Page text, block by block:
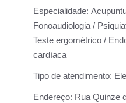
Especialidade:
Fonoaudiologia /
Teste ergométrico /
cardíaca
Tipo de atendimento:
Endereço: Rua Quinze